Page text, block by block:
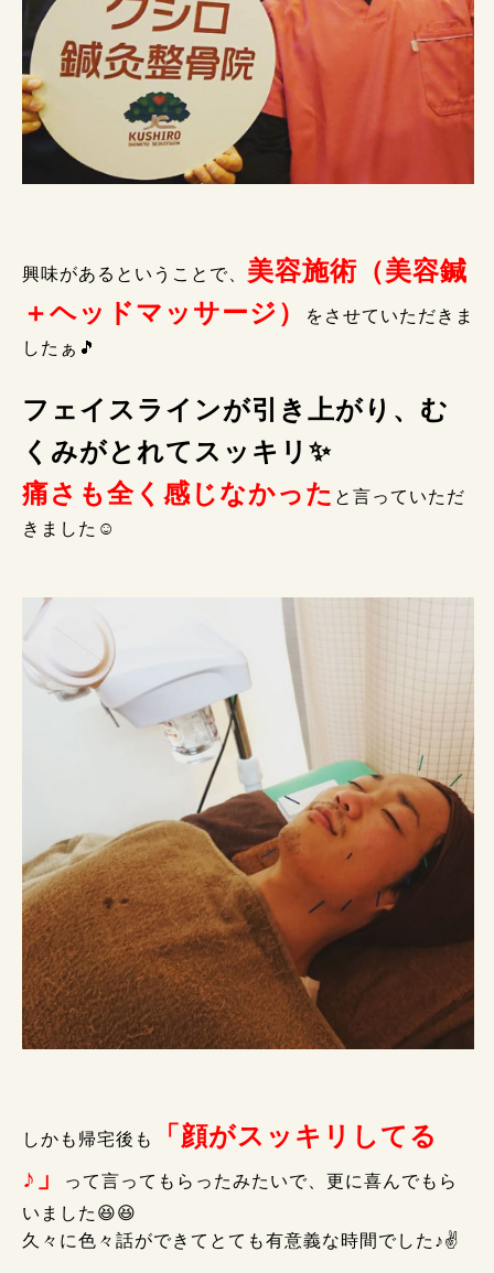
興味があるということで、 美容施術（美容鍼
＋ヘッドマッサージ）
をさせていただきま
したぁ🎵
フェイスラインが引き上がり、む
くみがとれてスッキリ✨
痛さも全く感じなかった と言っていただ
きました☺️
しかも帰宅後も
「顔がスッキリしてる
♪」
って言ってもらったみたいで、更に喜んでもら
いました😆😆
久々に色々話ができてとても有意義な時間でした♪✌️